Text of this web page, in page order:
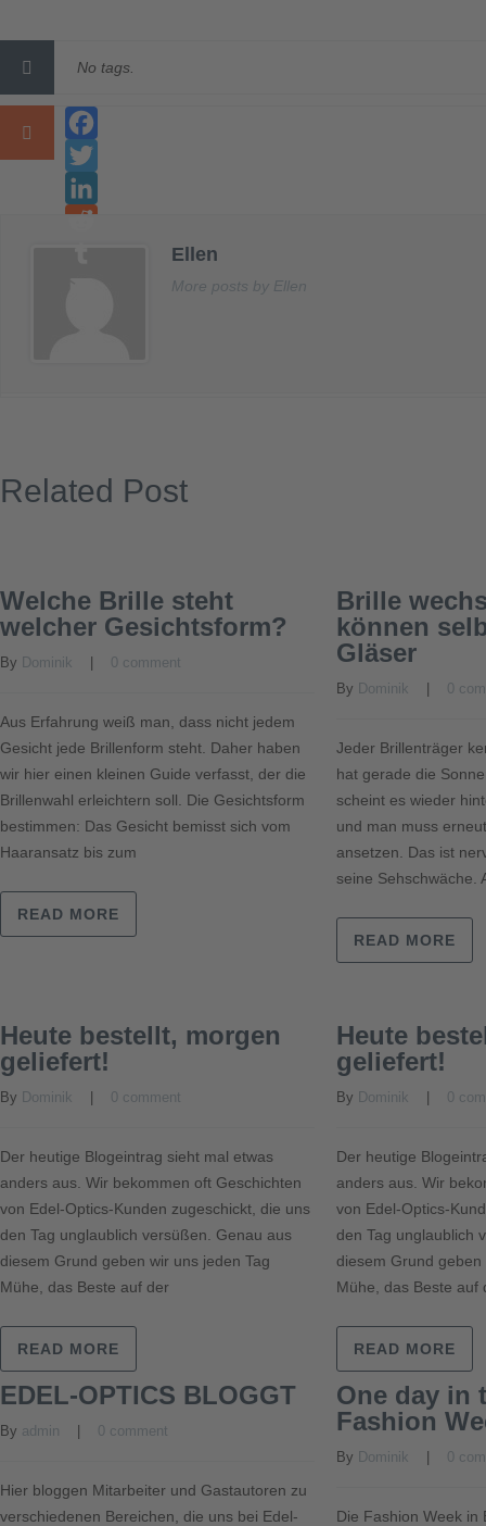
No tags.
Facebook
Twitter
Ellen
More posts by Ellen
Related Post
Welche Brille steht
welcher Gesichtsform?
By Dominik
    |
0 comment
Aus Erfahrung weiß man, dass nicht jedem
Gesicht jede Brillenform steht. Daher haben
wir hier einen kleinen Guide verfasst, der die
Brillenwahl erleichtern soll. Die Gesichtsform
bestimmen: Das Gesicht bemisst sich vom
Haaransatz bis zum
READ MORE
Brille
können
Gläser
By Dominik
    |
0
Jeder Brillenträger
hat gerade die
scheint es wieder
und man muss
ansetzen. Das ist
seine Sehschwäche.
READ MORE
Heute bestellt, morgen
geliefert!
By Dominik
    |
0 comment
Der heutige Blogeintrag sieht mal etwas
anders aus. Wir bekommen oft Geschichten
von Edel-Optics-Kunden zugeschickt, die uns
den Tag unglaublich versüßen. Genau aus
diesem Grund geben wir uns jeden Tag
Mühe, das Beste auf der
READ MORE
Heute
geliefert!
By Dominik
    |
0
Der heutige
anders aus. Wir
von Edel-Optics-
den Tag unglaublich
diesem Grund geben
Mühe, das Beste auf
READ MORE
EDEL-OPTICS BLOGGT
By admin
    |
0 comment
Hier bloggen Mitarbeiter und Gastautoren zu
verschiedenen Bereichen, die uns bei Edel-
One day in
Fashion
By Dominik
    |
0
Die Fashion Week in